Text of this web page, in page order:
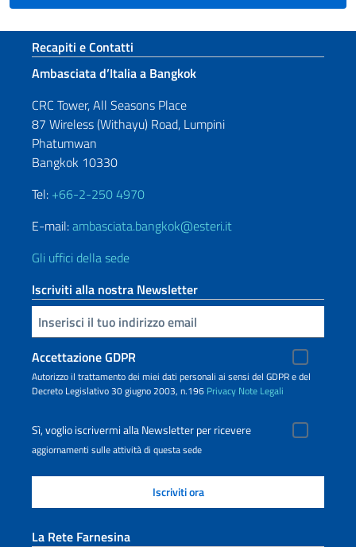
Sezione footer
Recapiti e Contatti
Ambasciata d’Italia a Bangkok
CRC Tower, All Seasons Place
87 Wireless (Withayu) Road, Lumpini
Phatumwan
Bangkok 10330
Tel: +66-2-250 4970
E-mail:ambasciata.bangkok@esteri.it
Gli uffici della sede
Iscriviti alla nostra Newsletter
Inserisci la tua email
Accettazione GDPR
Autorizzo il trattamento dei miei dati personali ai sensi del GDPR e del
Decreto Legislativo 30 giugno 2003, n.196 Privacy Note Legali
Sì, voglio iscrivermi alla Newsletter per ricevere
aggiornamenti sulle attività di questa sede
La Rete Farnesina